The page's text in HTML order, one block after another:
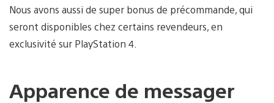
Nous avons aussi de super bonus de précommande, qui
seront disponibles chez certains revendeurs, en
exclusivité sur PlayStation 4.
Apparence de messager